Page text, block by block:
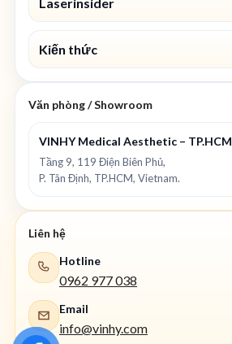
Laserinsider
Kiến thức
Văn phòng / Showroom
VINHY Medical Aesthetic – TP.HCM
Tầng 9, 119 Điện Biên Phủ,
P. Tân Định, TP.HCM, Vietnam.
Liên hệ
Hotline
0962 977 038
Email
info@vinhy.com